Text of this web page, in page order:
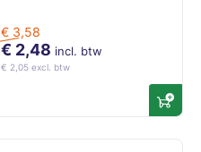
Accu
€ 3,58
€ 2,48 incl. btw
€ 2,05 excl. btw